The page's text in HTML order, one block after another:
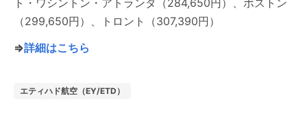
ト・ワシントン・アトランタ（284,650円）、ボストン
（299,650円）、トロント（307,390円）
⇒詳細はこちら
エティハド航空（EY/ETD）